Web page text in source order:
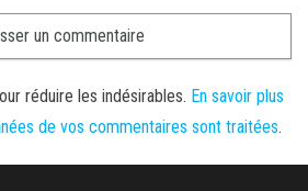
réduire les indésirables. En savoir plus
de vos commentaires sont traitées.